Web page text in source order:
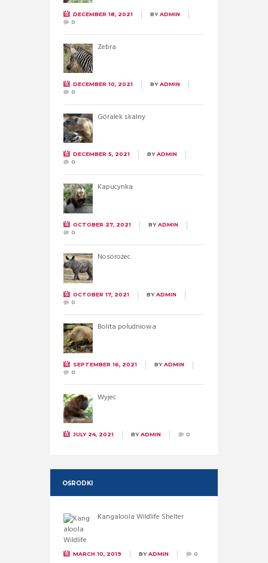
DECEMBER 18, 2021 BYADMIN
0
Zebra
DECEMBER 10, 2021 BYADMIN
0
Góralek skalny
DECEMBER 5, 2021 BYADMIN
0
Kapucynka
OCTOBER 27, 2021 BYADMIN
0
Nosorożec
OCTOBER 17, 2021 BYADMIN
0
Bolita południowa
SEPTEMBER 16, 2021 BYADMIN
0
Wyjec
JULY 24, 2021 BYADMIN 0
OŚRODKI
Kangaloola Wildlife Shelter
MARCH 10, 2019 BYADMIN 0